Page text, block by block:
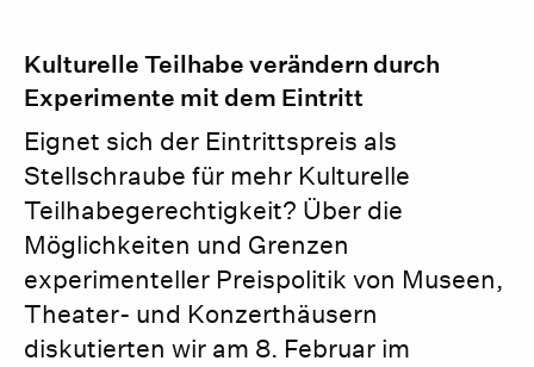
Kulturelle Teilhabe verändern durch
Experimente mit dem Eintritt
Eignet sich der Eintrittspreis als
Stellschraube für mehr Kulturelle
Teilhabegerechtigkeit? Über die
Möglichkeiten und Grenzen
experimenteller Preispolitik von Museen,
Theater- und Konzerthäusern
diskutierten wir am 8. Februar im